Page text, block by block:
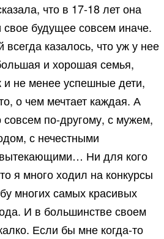
что в 17-18 лет она
будущее совсем иначе.
казалось, что уж у нее
и хорошая семья,
не менее успешные дети,
о чем мечтает каждая. А
совсем по-другому, с мужем,
с нечестными
Ни для кого
я много ходил на конкурсы
многих самых красивых
И в большинстве своем
Если бы мне когда-то